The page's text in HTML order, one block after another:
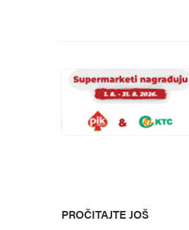
PROČITAJTE JOŠ